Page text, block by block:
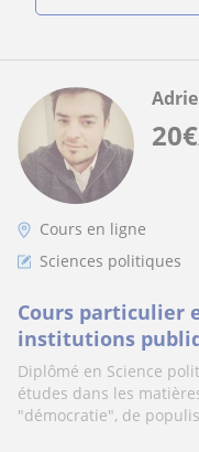
20€
Cours en ligne
Sciences politiques
Cours particulier
institutions
de politique
Diplômé en Science
études dans les
"démocratie", de